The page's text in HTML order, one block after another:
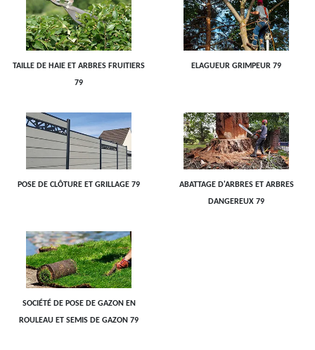
TAILLE DE HAIE ET ARBRES FRUITIERS
79
ELAGUEUR GRIMPEUR 79
POSE DE CLÔTURE ET GRILLAGE 79
ABATTAGE D'ARBRES ET ARBRES
DANGEREUX 79
SOCIÉTÉ DE POSE DE GAZON EN
ROULEAU ET SEMIS DE GAZON 79